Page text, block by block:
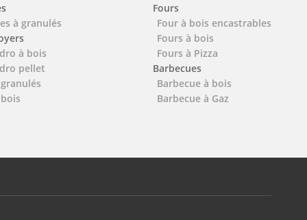
à granulés
à bois
pellet
Fours
Four à bois encastrables
Fours à bois
Fours à Pizza
Barbecues
Barbecue à bois
Barbecue à Gaz